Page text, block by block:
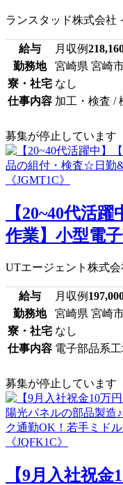
ランスタッド株式会社
給与 月収例
勤務地
宮崎県 宮崎
寮・社宅 なし
仕事内容 加工・検査 /
募集が停止しています
【20~40代活
作業】小型電
UTエージェント株式会
給与 月収例
勤務地
宮崎県 宮崎
寮・社宅 なし
仕事内容 電子部品系
募集が停止しています
【9月入社祝